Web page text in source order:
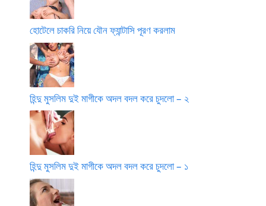
হোটেলে চাকরি নিয়ে যৌন ফ্যান্টাসি পূরণ করলাম
হিন্দু মুসলিম দুই মাগীকে অদল বদল করে চুদলো – ২
হিন্দু মুসলিম দুই মাগীকে অদল বদল করে চুদলো – ১